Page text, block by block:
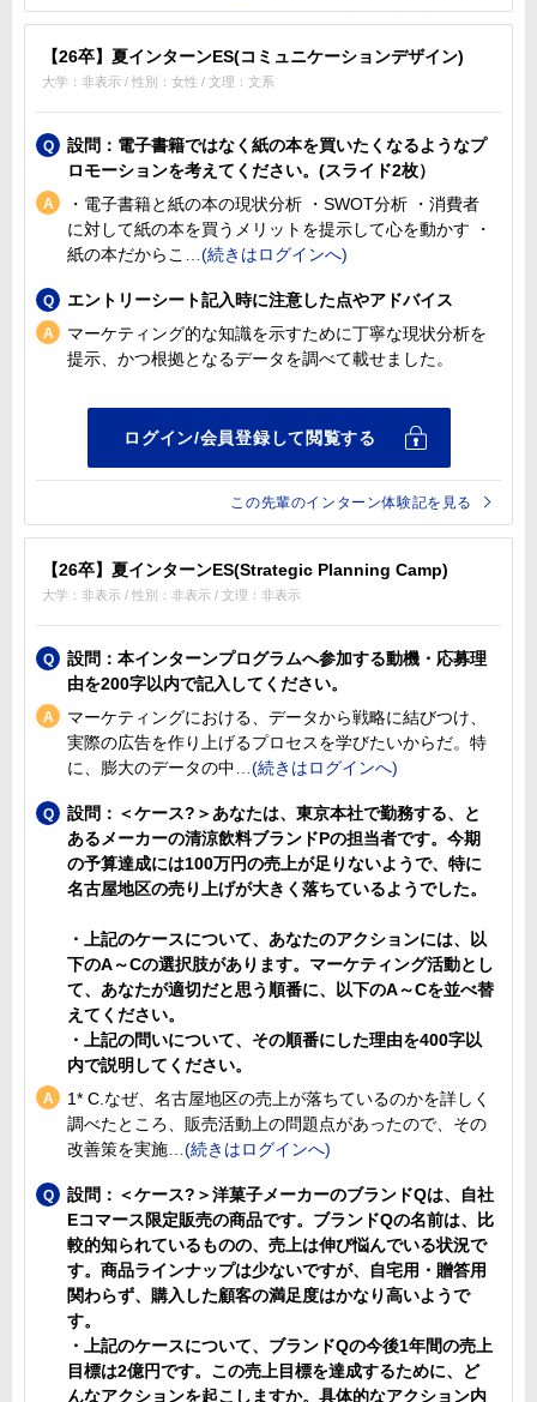
【26卒】夏インターンES(コミュニケーションデザイン)
大学：非表示 / 性別：女性 / 文理：文系
設問：電子書籍ではなく紙の本を買いたくなるようなプ
ロモーションを考えてください。(スライド2枚）
・電子書籍と紙の本の現状分析 ・SWOT分析 ・消費者
に対して紙の本を買うメリットを提示して心を動かす ・
紙の本だからこ
エントリーシート記入時に注意した点やアドバイス
マーケティング的な知識を示すために丁寧な現状分析を
提示、かつ根拠となるデータを調べて載せました。
この先輩のインターン体験記を見る
【26卒】夏インターンES(Strategic Planning Camp)
大学：非表示 / 性別：非表示 / 文理：非表示
設問：本インターンプログラムへ参加する動機・応募理
由を200字以内で記入してください。
マーケティングにおける、データから戦略に結びつけ、
実際の広告を作り上げるプロセスを学びたいからだ。特
に、膨大のデータの中
設問：＜ケース?＞あなたは、東京本社で勤務する、と
あるメーカーの清涼飲料ブランドPの担当者です。今期
の予算達成には100万円の売上が足りないようで、特に
名古屋地区の売り上げが大きく落ちているようでした。
・上記のケースについて、あなたのアクションには、以
下のA～Cの選択肢があります。マーケティング活動とし
て、あなたが適切だと思う順番に、以下のA～Cを並べ替
えてください。
・上記の問いについて、その順番にした理由を400字以
内で説明してください。
1* C.なぜ、名古屋地区の売上が落ちているのかを詳しく
調べたところ、販売活動上の問題点があったので、その
改善策を実施
設問：＜ケース?＞洋菓子メーカーのブランドQは、自社
Eコマース限定販売の商品です。ブランドQの名前は、比
較的知られているものの、売上は伸び悩んでいる状況で
す。商品ラインナップは少ないですが、自宅用・贈答用
関わらず、購入した顧客の満足度はかなり高いようで
す。
・上記のケースについて、ブランドQの今後1年間の売上
目標は2億円です。この売上目標を達成するために、ど
んなアクションを起こしますか。具体的なアクション内